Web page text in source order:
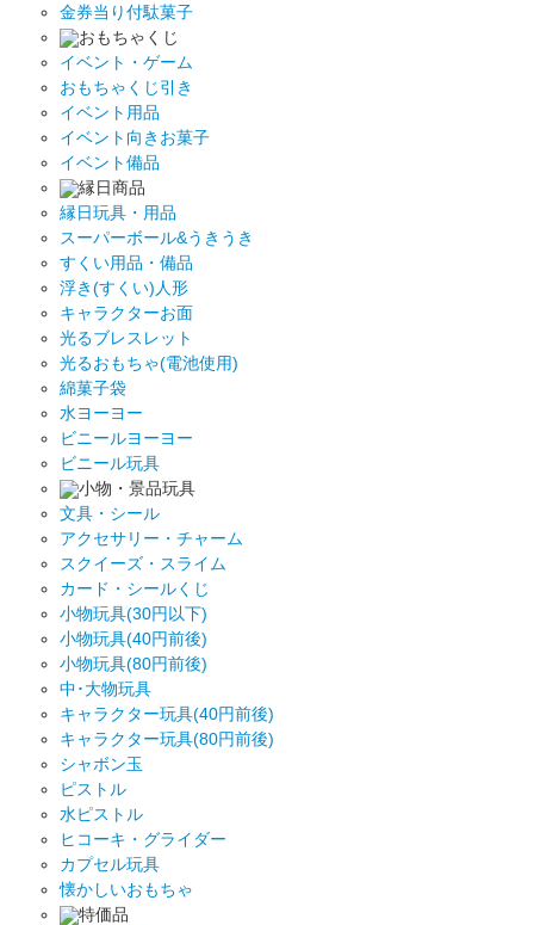
金券当り付駄菓子
おもちゃくじ
イベント・ゲーム
おもちゃくじ引き
イベント用品
イベント向きお菓子
イベント備品
縁日商品
縁日玩具・用品
スーパーボール&うきうき
すくい用品・備品
浮き(すくい)人形
キャラクターお面
光るブレスレット
光るおもちゃ(電池使用)
綿菓子袋
水ヨーヨー
ビニールヨーヨー
ビニール玩具
小物・景品玩具
文具・シール
アクセサリー・チャーム
スクイーズ・スライム
カード・シールくじ
小物玩具(30円以下)
小物玩具(40円前後)
小物玩具(80円前後)
中･大物玩具
キャラクター玩具(40円前後)
キャラクター玩具(80円前後)
シャボン玉
ピストル
水ピストル
ヒコーキ・グライダー
カプセル玩具
懐かしいおもちゃ
特価品